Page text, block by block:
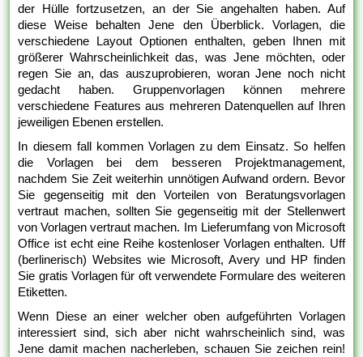
der Hülle fortzusetzen, an der Sie angehalten haben. Auf
diese Weise behalten Jene den Überblick. Vorlagen, die
verschiedene Layout Optionen enthalten, geben Ihnen mit
größerer Wahrscheinlichkeit das, was Jene möchten, oder
regen Sie an, das auszuprobieren, woran Jene noch nicht
gedacht haben. Gruppenvorlagen können mehrere
verschiedene Features aus mehreren Datenquellen auf Ihren
jeweiligen Ebenen erstellen.
In diesem fall kommen Vorlagen zu dem Einsatz. So helfen
die Vorlagen bei dem besseren Projektmanagement,
nachdem Sie Zeit weiterhin unnötigen Aufwand ordern. Bevor
Sie gegenseitig mit den Vorteilen von Beratungsvorlagen
vertraut machen, sollten Sie gegenseitig mit der Stellenwert
von Vorlagen vertraut machen. Im Lieferumfang von Microsoft
Office ist echt eine Reihe kostenloser Vorlagen enthalten. Uff
(berlinerisch) Websites wie Microsoft, Avery und HP finden
Sie gratis Vorlagen für oft verwendete Formulare des weiteren
Etiketten.
Wenn Diese an einer welcher oben aufgeführten Vorlagen
interessiert sind, sich aber nicht wahrscheinlich sind, was
Jene damit machen nacherleben, schauen Sie zeichen rein!